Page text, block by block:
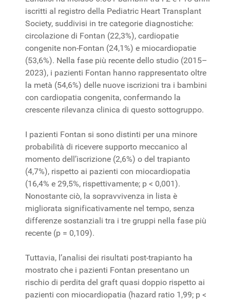
iscritti al registro della Pediatric Heart Transplant
Society, suddivisi in tre categorie diagnostiche:
circolazione di Fontan (22,3%), cardiopatie
congenite non-Fontan (24,1%) e miocardiopatie
(53,6%). Nella fase più recente dello studio (2015–
2023), i pazienti Fontan hanno rappresentato oltre
la metà (54,6%) delle nuove iscrizioni tra i bambini
con cardiopatia congenita, confermando la
crescente rilevanza clinica di questo sottogruppo.
I pazienti Fontan si sono distinti per una minore
probabilità di ricevere supporto meccanico al
momento dell’iscrizione (2,6%) o del trapianto
(4,7%), rispetto ai pazienti con miocardiopatia
(16,4% e 29,5%, rispettivamente; p < 0,001).
Nonostante ciò, la sopravvivenza in lista è
migliorata significativamente nel tempo, senza
differenze sostanziali tra i tre gruppi nella fase più
recente (p = 0,109).
Tuttavia, l’analisi dei risultati post-trapianto ha
mostrato che i pazienti Fontan presentano un
rischio di perdita del graft quasi doppio rispetto ai
pazienti con miocardiopatia (hazard ratio 1,99; p <